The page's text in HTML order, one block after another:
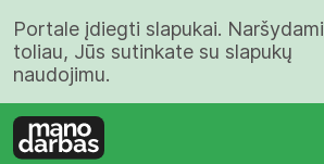
Portale įdiegti slapukai. Naršydami
toliau, Jūs sutinkate su slapukų
naudojimu.